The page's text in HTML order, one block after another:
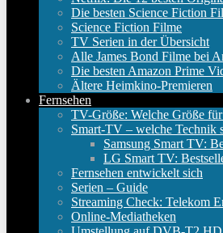
Die besten Science Fiction
Science Fiction Filme
TV Serien in der Übersicht
Alle James Bond Filme bei
Die besten Amazon Prime
Ältere Heimkino-Premieren
Fernsehen
TV-Größe: Welche Größe für
Smart-TV – welche Technik
Samsung Smart TV:
LG Smart TV:
Fernsehen entwickelt sich
Serien – Guide
Streaming Check: Telekom
Online-Mediatheken